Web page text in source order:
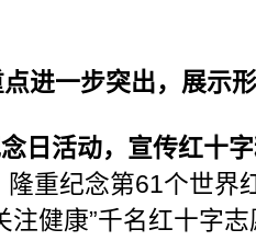
进一步突出，展示
日活动，宣传红十
重纪念第61个世界
注健康”千名红十字